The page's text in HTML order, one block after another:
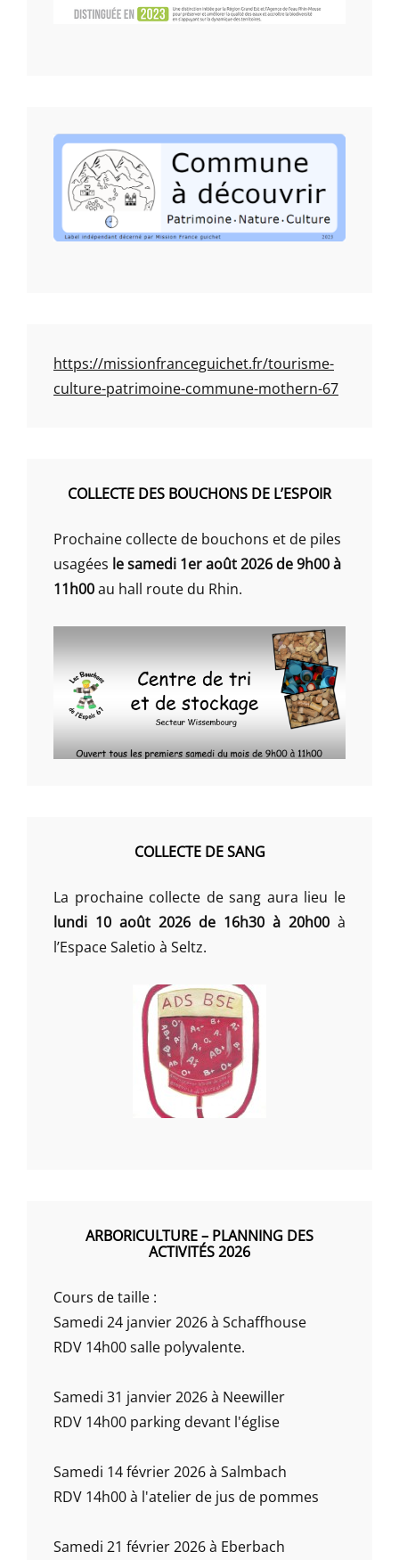
https://missionfranceguichet.fr/tourisme-
culture-patrimoine-commune-mothern-67
COLLECTE DES BOUCHONS DE L’ESPOIR
Prochaine collecte de bouchons et de piles
usagées le samedi 1er août 2026 de 9h00 à
11h00au hall route du Rhin.
COLLECTE DE SANG
La prochaine collecte de sang aura lieu le
lundi 10 août 2026 de 16h30 à 20h00 à
l’Espace Saletio à Seltz.
ARBORICULTURE – PLANNING DES
ACTIVITÉS 2026
Cours de taille :
Samedi 24 janvier 2026 à Schaffhouse
RDV 14h00 salle polyvalente.
Samedi 31 janvier 2026 à Neewiller
RDV 14h00 parking devant l'église
Samedi 14 février 2026 à Salmbach
RDV 14h00 à l'atelier de jus de pommes
Samedi 21 février 2026 à Eberbach